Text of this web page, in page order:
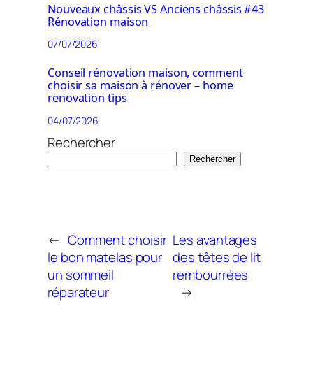
Nouveaux châssis VS Anciens châssis #43
Rénovation maison
07/07/2026
Conseil rénovation maison, comment
choisir sa maison à rénover – home
renovation tips
04/07/2026
Rechercher
Rechercher
← Comment choisir
le bon matelas pour
un sommeil
réparateur
Les avantages
des têtes de lit
rembourrées
→